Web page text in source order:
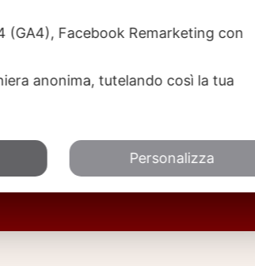
(GA4), Facebook Remarketing con
anonima, tutelando così la tua
Personalizza